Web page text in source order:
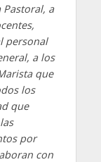
a
personal
a los
que
los
que
por
con